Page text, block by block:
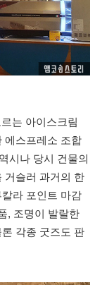
는 아이스크림
에스프레소 조합
시나 당시 건물의
거슬러 과거의 한
라 포인트 마감
, 조명이 발랄한
각종 굿즈도 판